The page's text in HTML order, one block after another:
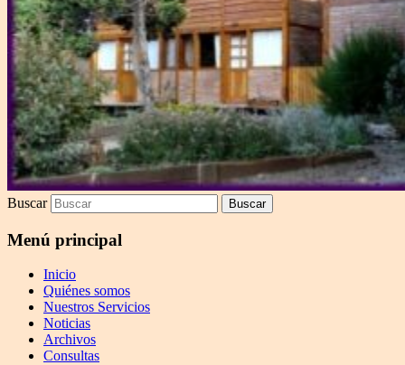
Buscar
Menú principal
Inicio
Quiénes somos
Nuestros Servicios
Noticias
Archivos
Consultas